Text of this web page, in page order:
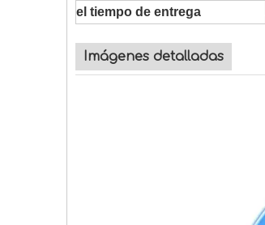
el tiempo de entrega
Imágenes detalladas